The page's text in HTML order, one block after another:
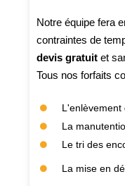
Notre équipe fera
contraintes de
devis gratuit et
Tous nos forfaits
L'enlèvement
La
Le tri des
La mise en